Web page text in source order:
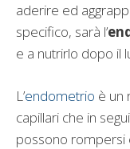
aderire ed
specifico, sarà l’
e a nutrirlo dopo il
L’endometrio è un
capillari che in
possono rompersi